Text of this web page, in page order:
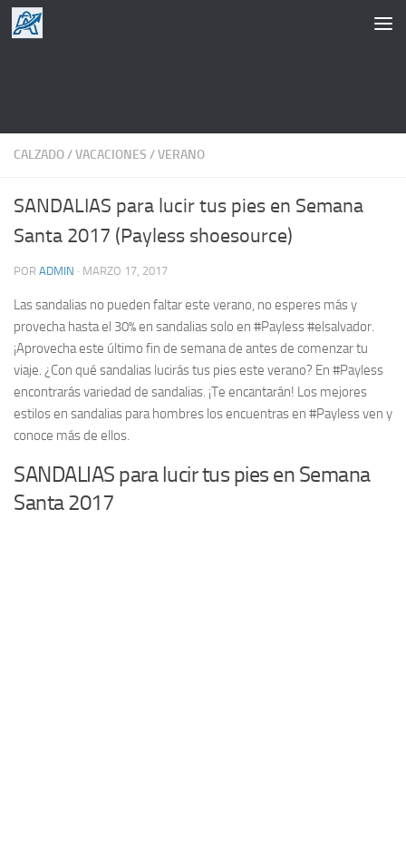
Saltar al contenido
CALZADO/VACACIONES /VERANO
SANDALIAS para lucir tus pies en Semana
Santa 2017 (Payless shoesource)
POR ADMIN · MARZO 17, 2017
Las sandalias no pueden faltar este verano, no esperes más y
provecha hasta el 30% en sandalias solo en #Payless #elsalvador.
¡Aprovecha este último fin de semana de antes de comenzar tu
viaje. ¿Con qué sandalias lucirás tus pies este verano? En #Payless
encontrarás variedad de sandalias. ¡Te encantarán! Los mejores
estilos en sandalias para hombres los encuentras en #Payless ven y
conoce más de ellos.
SANDALIAS para lucir tus pies en Semana
Santa 2017